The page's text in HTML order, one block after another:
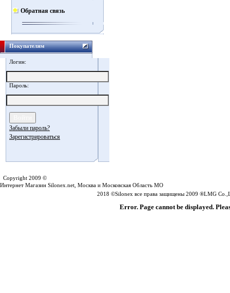
Обратная связь
Покупателям
Логин:
Пароль:
Забыли пароль?
Зарегистрироваться
Copyright 2009 ©
Интернет Магазин Silonex.net, Москва и Московская Область МО
2018 ©Silonex все права защищены 2009 ®LMG
Error. Page cannot be displayed.